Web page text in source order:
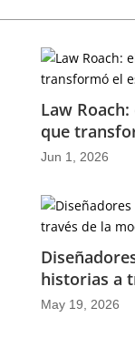
Law
que
Jun 1, 2026
historias a
May 19, 2026